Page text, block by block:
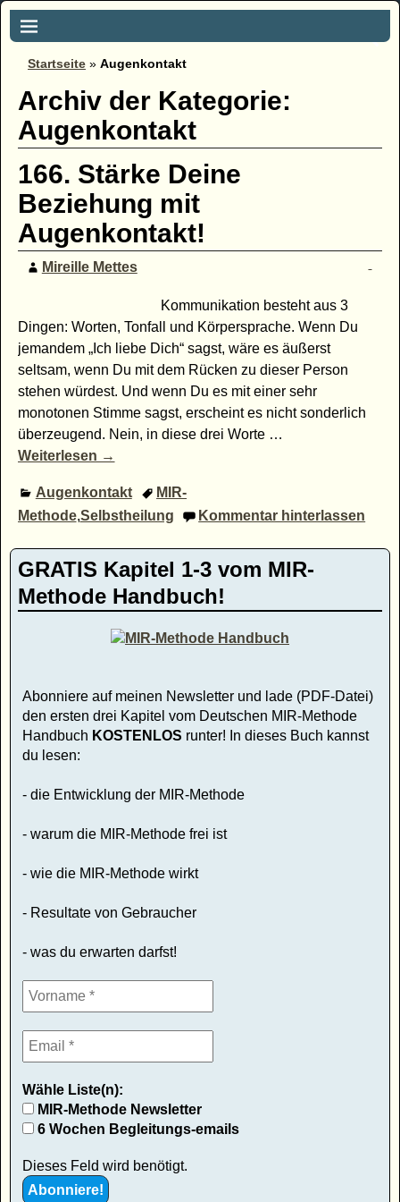
Startseite » Augenkontakt
Archiv der Kategorie:
Augenkontakt
166. Stärke Deine
Beziehung mit
Augenkontakt!
Mireille Mettes
Kommunikation besteht aus 3
Dingen: Worten, Tonfall und Körpersprache. Wenn Du
jemandem „Ich liebe Dich“ sagst, wäre es äußerst
seltsam, wenn Du mit dem Rücken zu dieser Person
stehen würdest. Und wenn Du es mit einer sehr
monotonen Stimme sagst, erscheint es nicht sonderlich
überzeugend. Nein, in diese drei Worte …
Weiterlesen →
Augenkontakt
MIR-
Methode,Selbstheilung Kommentar hinterlassen
GRATIS Kapitel 1-3 vom MIR-
Methode Handbuch!
Abonniere auf meinen Newsletter und lade (PDF-Datei)
den ersten drei Kapitel vom Deutschen MIR-Methode
Handbuch KOSTENLOS runter! In dieses Buch kannst
du lesen:
- die Entwicklung der MIR-Methode
- warum die MIR-Methode frei ist
- wie die MIR-Methode wirkt
- Resultate von Gebraucher
- was du erwarten darfst!
Wähle Liste(n):
MIR-Methode Newsletter
6 Wochen Begleitungs-emails
Dieses Feld wird benötigt.